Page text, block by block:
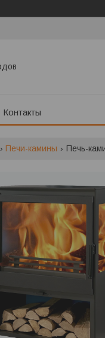
Контакты
Печи-камины Печь-